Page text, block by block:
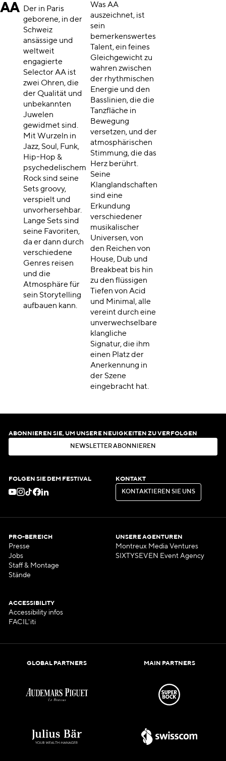
AA Der in Paris
geborene, in der
Schweiz
ansässige und
weltweit
engagierte
Selector AA ist
zwei Ohren, die
der Qualität und
unbekannten
Juwelen
gewidmet sind.
Mit Wurzeln in
Jazz, Soul, Funk,
Hip-Hop &
psychedelischem
Rock sind seine
Sets groovy,
verspielt und
unvorhersehbar.
Lange Sets sind
seine Favoriten,
da er dann durch
verschiedene
Genres reisen
und die
Atmosphäre für
sein Storytelling
aufbauen kann.
Was AA
auszeichnet, ist
sein
bemerkenswertes
Talent, ein feines
Gleichgewicht zu
wahren zwischen
der rhythmischen
Energie und den
Basslinien, die die
Tanzfläche in
Bewegung
versetzen, und der
atmosphärischen
Stimmung, die das
Herz berührt.
Seine
Klanglandschaften
sind eine
Erkundung
verschiedener
musikalischer
Universen, von
den Reichen von
House, Dub und
Breakbeat bis hin
zu den flüssigen
Tiefen von Acid
und Minimal, alle
vereint durch eine
unverwechselbare
klangliche
Signatur, die ihm
einen Platz der
Anerkennung in
der Szene
eingebracht hat.
ABONNIEREN SIE, UM UNSERE NEUIGKEITEN ZU VERFOLGEN
N EWSLET ERABON N EREN
FOLGEN SIE DEM FESTIVAL KONTAKT
KON AKT EREN SI E UN S
KONTAKTIERENSIEUNS
PRO-BEREICH
Presse
Jobs
Staff & Montage
Stände
UNSERE AGENTUREN
Montreux Media Ventures
SIXTYSEVEN Event Agency
ACCESSIBILITY
Accessibility infos
FACIL'iti
GLOBAL PARTNERS MAIN PARTNERS